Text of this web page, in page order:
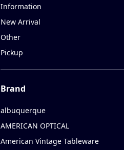
Information
New Arrival
Other
Pickup
Brand
albuquerque
AMERICAN OPTICAL
American Vintage Tableware